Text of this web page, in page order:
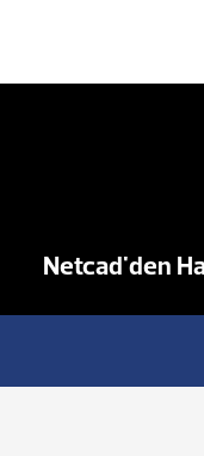
Netcad'den